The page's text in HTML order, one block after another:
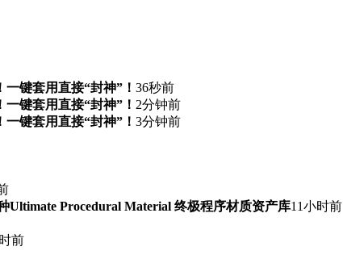
键套用直接“封神”！ 36秒前
键套用直接“封神”！ 2分钟前
键套用直接“封神”！ 3分钟前
Ultimate Procedural Material 终极程序材质资产库11小时前
前